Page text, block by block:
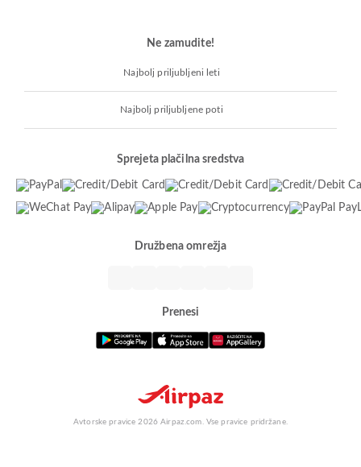
Ne zamudite!
Najbolj priljubljeni leti
Najbolj priljubljene poti
Sprejeta plačilna sredstva
Družbena omrežja
Prenesi
Avtorske pravice 2026 Airpaz.com. Vse pravice pridržane.